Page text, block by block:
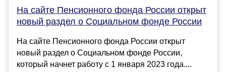
На сайте Пенсионного фонда России открыт
новый раздел о Социальном фонде России
На сайте Пенсионного фонда России открыт
новый раздел о Социальном фонде России,
который начнет работу с 1 января 2023 года....